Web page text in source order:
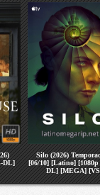
DL]
Silo (2026)
[06/10] [Latino]
DL] [MEGA]